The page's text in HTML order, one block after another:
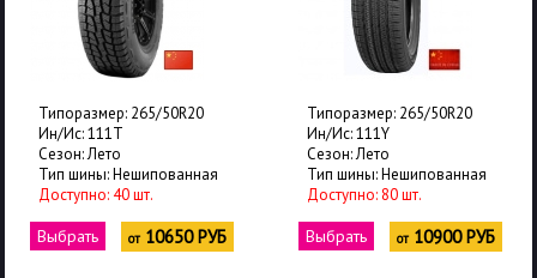
Типоразмер: 265/50R20
Ин/Ис: 111T
Сезон: Лето
Тип шины: Нешипованная
Доступно: 40 шт.
Выбрать от10650 РУБ
Типоразмер: 265/50R20
Ин/Ис: 111Y
Сезон: Лето
Тип шины: Нешипованная
Доступно: 80 шт.
Выбрать от10900 РУБ